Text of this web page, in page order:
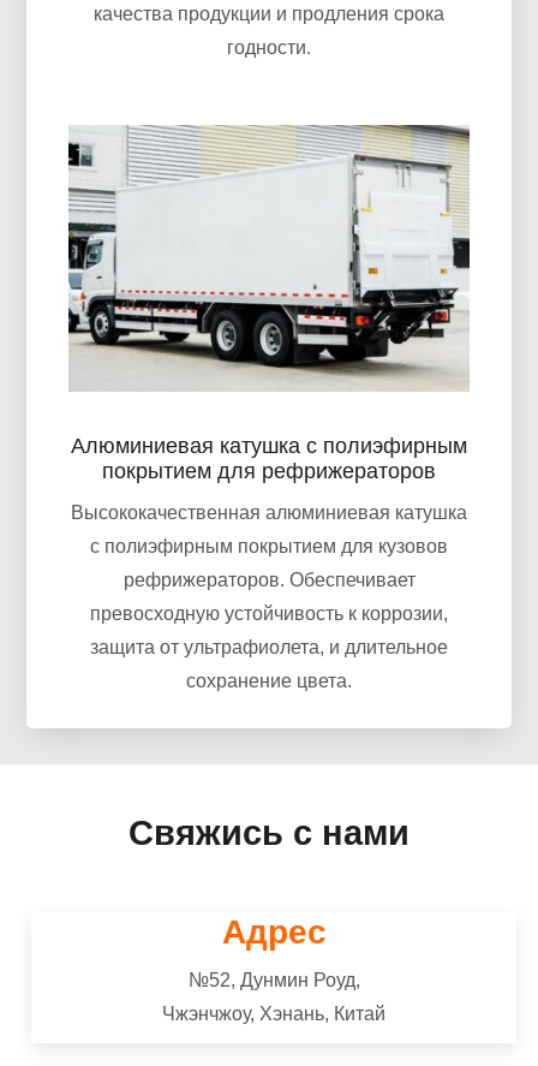
качества продукции и продления срока
годности.
Алюминиевая катушка с полиэфирным
покрытием для рефрижераторов
Высококачественная алюминиевая катушка
с полиэфирным покрытием для кузовов
рефрижераторов. Обеспечивает
превосходную устойчивость к коррозии,
защита от ультрафиолета, и длительное
сохранение цвета.
Свяжись с нами
Адрес
№52, Дунмин Роуд,
Чжэнчжоу, Хэнань, Китай